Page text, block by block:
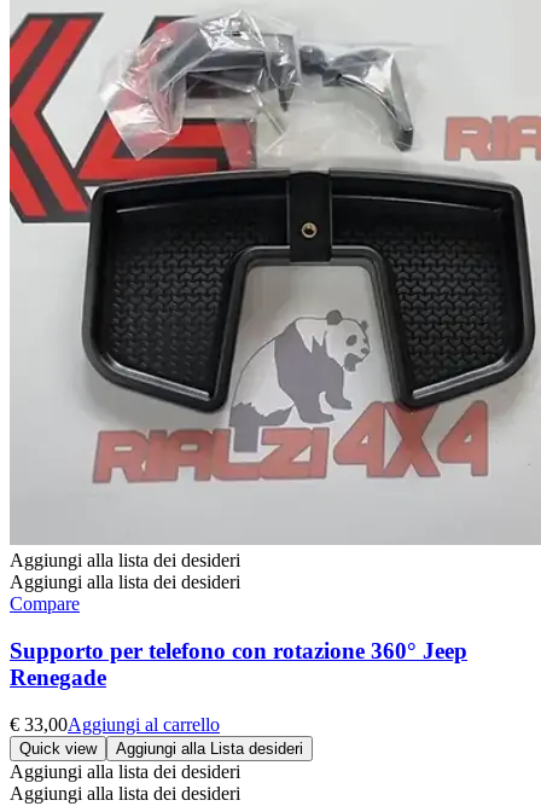
possono
essere
scelte
nella
pagina
del
prodotto
Aggiungi alla lista dei desideri
Aggiungi alla lista dei desideri
Compare
Supporto per telefono con rotazione 360° Jeep
Renegade
€ 33,00Aggiungi al carrello
Quick view Aggiungi alla Lista desideri
Aggiungi alla lista dei desideri
Aggiungi alla lista dei desideri